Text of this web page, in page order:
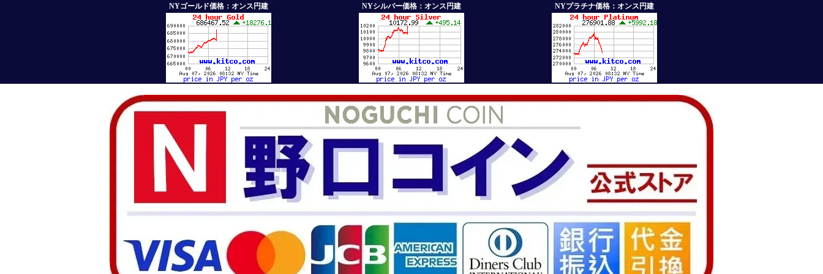
NYゴールド価格：オンス円建 NYシルバー価格：オンス円建 NYプラチナ価格：オンス円建